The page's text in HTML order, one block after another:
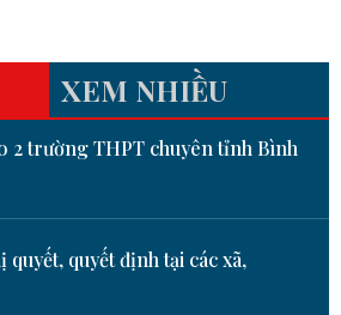
XEM NHIỀU
2 trường THPT chuyên tỉnh Bình
quyết định tại các xã,